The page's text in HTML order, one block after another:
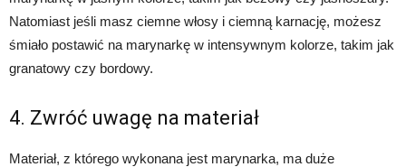
Natomiast jeśli masz ciemne włosy i ciemną karnację, możesz
śmiało postawić na marynarkę w intensywnym kolorze, takim jak
granatowy czy bordowy.
4. Zwróć uwagę na materiał
Materiał, z którego wykonana jest marynarka, ma duże